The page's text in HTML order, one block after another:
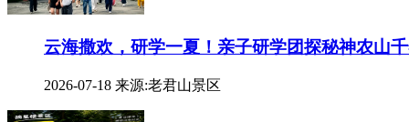
云海撒欢，研学一夏！亲子研学团探秘神农山
2026-07-18 来源:老君山景区